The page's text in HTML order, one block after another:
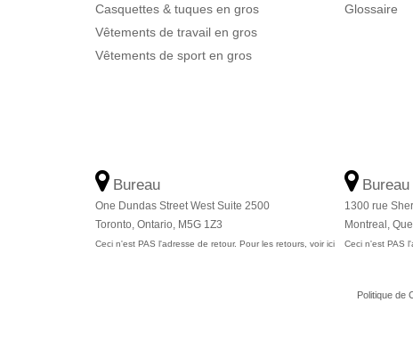
Casquettes & tuques en gros
Vêtements de travail en gros
Vêtements de sport en gros
Glossaire
Bureau
One Dundas Street West Suite 2500
Toronto, Ontario, M5G 1Z3
Ceci n'est PAS l'adresse de retour. Pour les retours, voir ici
Bureau
1300 rue
Montreal,
Ceci n'est PAS
Politique de